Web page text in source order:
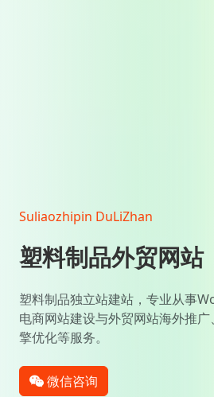
Suliaozhipin DuLiZhan
塑料制品外贸网站
塑料制品独立站建站，专业从事
电商网站建设与外贸网站海外推
擎优化等服务。
微信咨询